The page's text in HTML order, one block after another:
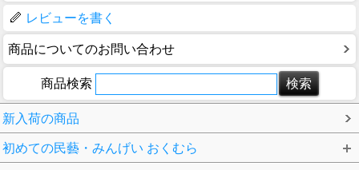
レビューを書く
商品についてのお問い合わせ
商品検索
新入荷の商品
初めての民藝・みんげい おくむら